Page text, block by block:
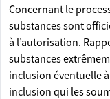
Concernant le
substances sont
à l’autorisation.
substances
inclusion éventuelle à
inclusion qui les